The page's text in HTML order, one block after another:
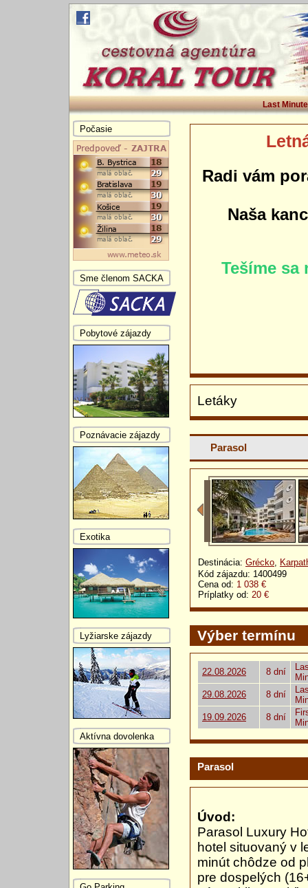
Last Minute
Radi vám
Naša
Tešíme sa
Letáky
Parasol
Destinácia: Grécko,
Kód zájazdu: 1400499
Cena od: 1 038 €
Príplatky od: 20 €
Výber termínu
22.08.2026 8 dní
29.08.2026
8 dní
19.09.2026
8 dní
Parasol
Úvod:
Parasol Luxury
hotel situovaný v
minút chôdze od
pre dospelých
Počasie
Sme členom SACKA
Pobytové zájazdy
Poznávacie zájazdy
Exotika
Lyžiarske zájazdy
Aktívna dovolenka